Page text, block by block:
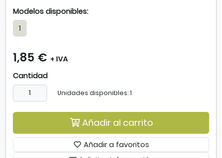
d
r
o
Modelos disponibles:
1
1,85 € + IVA
Cantidad
Unidades disponibles: 1
Añadir al carrito
Añadir a favoritos